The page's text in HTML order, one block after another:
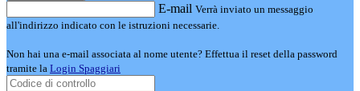
E-mail Verrà inviato un messaggio
all'indirizzo indicato con le istruzioni necessarie.
Non hai una e-mail associata al nome utente? Effettua il reset della password
tramite la Login Spaggiari